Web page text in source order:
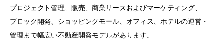
プロジェクト管理、販売、商業リースおよびマーケティング、
ブロック開発、ショッピングモール、オフィス、ホテルの運営・
管理まで幅広い不動産開発モデルがあります。